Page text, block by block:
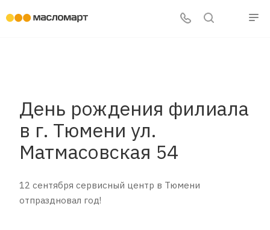
День рождения филиала
в г. Тюмени ул.
Матмасовская 54
12 сентября сервисный центр в Тюмени
отпраздновал год!